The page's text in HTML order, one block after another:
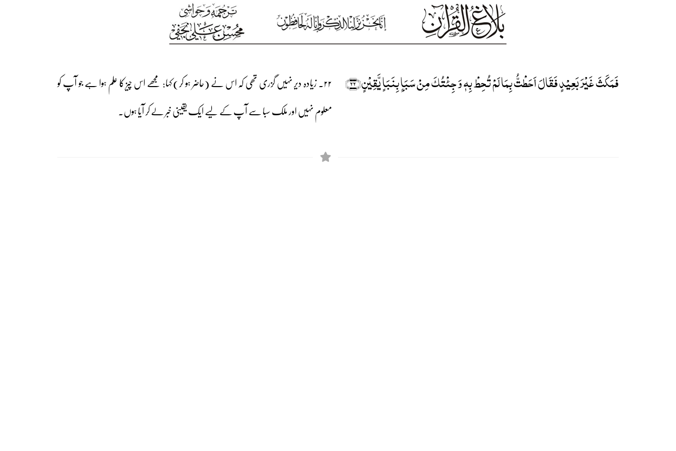
فَمَکَثَ غَیۡرَ بَعِیۡدٍ فَقَالَ اَحَطۡتُّ بِمَا لَمۡ تُحِطۡ بِہٖ وَ جِئۡتُکَ مِنۡ سَبَاٍۭ بِنَبَاٍ یَّقِیۡنٍ﴿۲۲﴾
۲۲۔ زیادہ دیر نہیں گزری تھی کہ اس نے (حاضر ہو کر) کہا: مجھے اس چیز کا علم ہوا ہے جو آپ کو
معلوم نہیں اور ملک سبا سے آپ کے لیے ایک یقینی خبر لے کر آیا ہوں۔